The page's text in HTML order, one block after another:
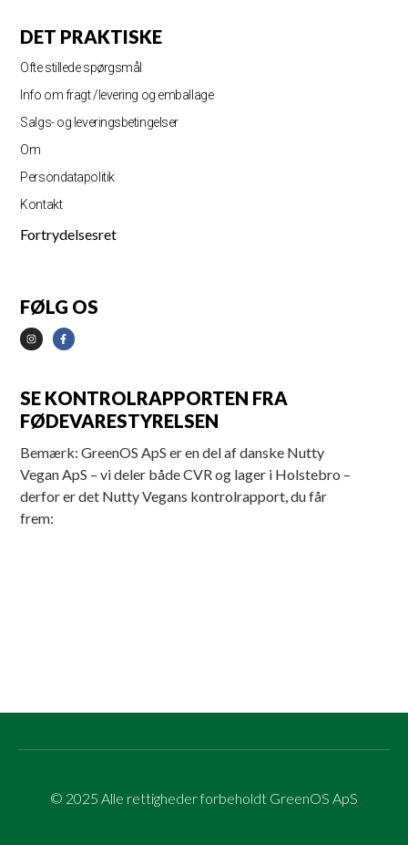
DET PRAKTISKE
Ofte stillede spørgsmål
Info om fragt /levering og emballage
Salgs- og leveringsbetingelser
Om
Persondatapolitik
Kontakt
Fortrydelsesret
FØLG OS
SE KONTROLRAPPORTEN FRA
FØDEVARESTYRELSEN
Bemærk: GreenOS ApS er en del af danske Nutty
Vegan ApS – vi deler både CVR og lager i Holstebro –
derfor er det Nutty Vegans kontrolrapport, du får
frem:
© 2025 Alle rettigheder forbeholdt GreenOS ApS